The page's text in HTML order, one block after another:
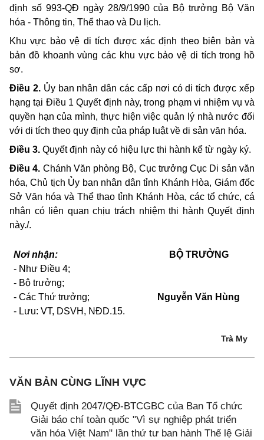
định số 993-QĐ ngày 28/9/1990 của Bộ trưởng Bộ Văn
hóa - Thông tin, Thể thao và Du lịch.
Khu vực bảo vệ di tích được xác định theo biên bản và
bản đồ khoanh vùng các khu vực bảo vệ di tích trong hồ
sơ.
Điều 2. Ủy ban nhân dân các cấp nơi có di tích được xếp
hạng tại Điều 1 Quyết định này, trong phạm vi nhiệm vụ và
quyền hạn của mình, thực hiện việc quản lý nhà nước đối
với di tích theo quy định của pháp luật về di sản văn hóa.
Điều 3. Quyết định này có hiệu lực thi hành kể từ ngày ký.
Điều 4. Chánh Văn phòng Bộ, Cục trưởng Cục Di sản văn
hóa, Chủ tịch Ủy ban nhân dân tỉnh Khánh Hòa, Giám đốc
Sở Văn hóa và Thể thao tỉnh Khánh Hòa, các tổ chức, cá
nhân có liên quan chịu trách nhiệm thi hành Quyết định
này./.
Nơi nhận:
- Như Điều 4;
- Bộ trưởng;
- Các Thứ trưởng;
- Lưu: VT, DSVH, NĐD.15.
BỘ TRƯỞNG
Nguyễn Văn Hùng
Trà My
VĂN BẢN CÙNG LĨNH VỰC
Quyết định 2047/QĐ-BTCGBC của Ban Tổ chức
Giải báo chí toàn quốc "Vì sự nghiệp phát triển
văn hóa Việt Nam" lần thứ tư ban hành Thể lệ Giải